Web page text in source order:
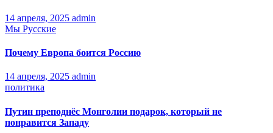
14 апреля, 2025 admin
Мы Русские
Почему Европа боится Россию
14 апреля, 2025 admin
политика
Путин преподнёс Монголии подарок, который не
понравится Западу